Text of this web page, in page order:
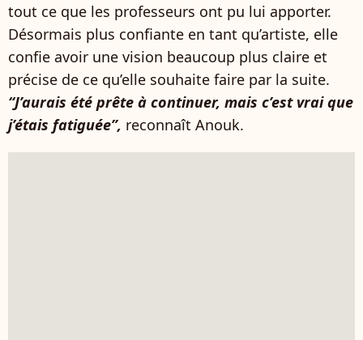
tout ce que les professeurs ont pu lui apporter.
Désormais plus confiante en tant qu’artiste, elle
confie avoir une vision beaucoup plus claire et
précise de ce qu’elle souhaite faire par la suite.
“J’aurais été prête à continuer, mais c’est vrai que
j’étais fatiguée”, reconnaît Anouk.